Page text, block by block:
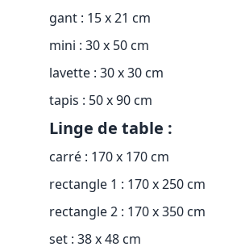
gant : 15 x 21 cm
mini : 30 x 50 cm
lavette : 30 x 30 cm
tapis : 50 x 90 cm
Linge de table :
carré : 170 x 170 cm
rectangle 1 : 170 x 250 cm
rectangle 2 : 170 x 350 cm
set : 38 x 48 cm